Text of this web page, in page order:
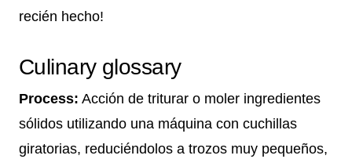
recién hecho!
Culinary glossary
Process: Acción de triturar o moler ingredientes
sólidos utilizando una máquina con cuchillas
giratorias, reduciéndolos a trozos muy pequeños,